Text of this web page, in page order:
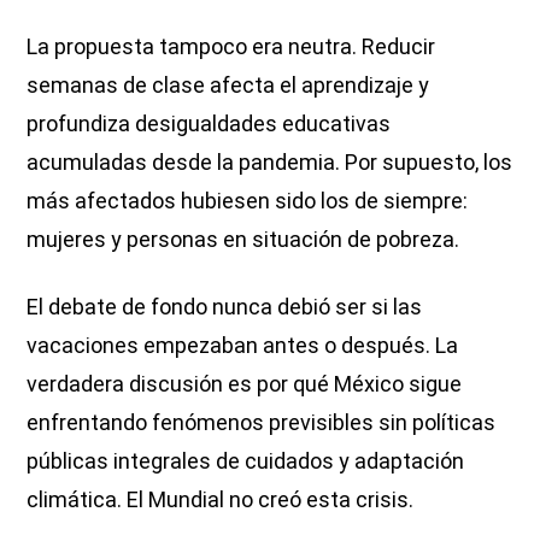
La propuesta tampoco era neutra. Reducir
semanas de clase afecta el aprendizaje y
profundiza desigualdades educativas
acumuladas desde la pandemia. Por supuesto, los
más afectados hubiesen sido los de siempre:
mujeres y personas en situación de pobreza.
El debate de fondo nunca debió ser si las
vacaciones empezaban antes o después. La
verdadera discusión es por qué México sigue
enfrentando fenómenos previsibles sin políticas
públicas integrales de cuidados y adaptación
climática. El Mundial no creó esta crisis.